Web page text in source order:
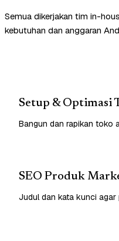
Semua dikerjakan tim in-
kebutuhan dan anggaran
Setup & Optimasi
Bangun dan rapikan toko
SEO Produk
Judul dan kata kunci